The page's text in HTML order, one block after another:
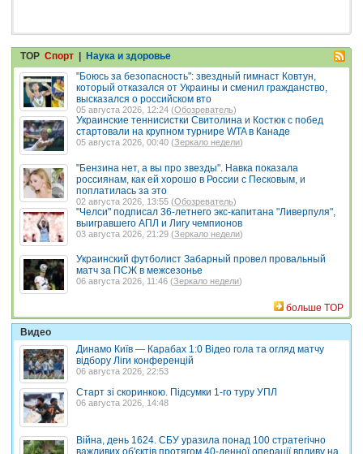
TOP Спорт
Наука и здоровье
"Боюсь за безопасность": звездный гимнаст Ковтун,
который отказался от Украины и сменил гражданство,
высказался о российском вто
05 августа 2026, 12:24 (Обозреватель)
Украинские теннисистки Свитолина и Костюк с побед
стартовали на крупном турнире WTA в Канаде
05 августа 2026, 00:40 (Зеркало недели)
"Бензина нет, а вы про звезды". Навка показала
россиянам, как ей хорошо в России с Песковым, и
поплатилась за это
02 августа 2026, 13:55 (Обозреватель)
"Челси" подписал 36-летнего экс-капитана "Ливерпуля",
выигравшего АПЛ и Лигу чемпионов
03 августа 2026, 21:29 (Зеркало недели)
Украинский футболист Забарный провел провальный
матч за ПСЖ в межсезонье
06 августа 2026, 11:46 (Зеркало недели)
больше TOP
Видео
Динамо Київ — Карабах 1:0 Відео гола та огляд матчу
відбору Ліги конференцій
06 августа 2026, 22:53
Старт зі скоринкою. Підсумки 1-го туру УПЛ
06 августа 2026, 14:48
Війна, день 1624. СБУ уразила понад 100 стратегічно
важливих об'єктів протягом 40-денної операції впливу на